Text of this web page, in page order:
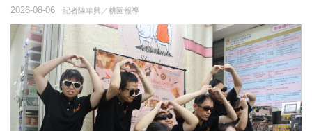
記者陳華興／桃園報導
2026-08-06